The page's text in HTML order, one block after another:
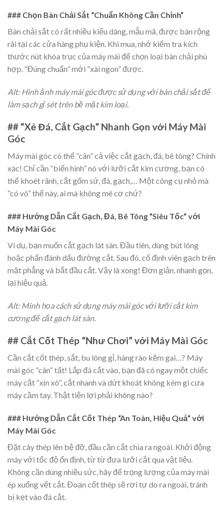
### Chọn Bàn Chải Sắt “Chuẩn Không Cần Chỉnh”
Bàn chải sắt có rất nhiều kiểu dáng, mẫu mã, được bán rộng
rãi tại các cửa hàng phụ kiện. Khi mua, nhớ kiểm tra kích
thước nút khóa trục của máy mài để chọn loại bàn chải phù
hợp. “Đúng chuẩn” mới “xài ngon” được.
Alt: Hình ảnh máy mài góc được sử dụng với bàn chải sắt để
làm sạch gỉ sét trên bề mặt kim loại.
## “Xẻ Đá, Cắt Gạch” Nhanh Gọn với Máy Mài
Góc
Máy mài góc có thể “cân” cả việc cắt gạch, đá, bê tông? Chính
xác! Chỉ cần “biến hình” nó với lưỡi cắt kim cương, bạn có
thể khoét rãnh, cắt gốm sứ, đá, gạch,… Một công cụ nhỏ mà
“có võ” thế này, ai mà không mê cơ chứ?
### Hướng Dẫn Cắt Gạch, Đá, Bê Tông “Siêu Tốc” với
Máy Mài Góc
Ví dụ, bạn muốn cắt gạch lát sàn. Đầu tiên, dùng bút lông
hoặc phấn đánh dấu đường cắt. Sau đó, cố định viên gạch trên
mặt phẳng và bắt đầu cắt. Vậy là xong! Đơn giản, nhanh gọn,
lại hiệu quả.
Alt: Minh họa cách sử dụng máy mài góc với lưỡi cắt kim
cương để cắt gạch lát sàn.
## Cắt Cốt Thép “Như Chơi” với Máy Mài Góc
Cần cắt cốt thép, sắt, bu lông gỉ, hàng rào kẽm gai…? Máy
mài góc “cân” tất! Lắp đá cắt vào, bạn đã có ngay một chiếc
máy cắt “xịn xò”, cắt nhanh và dứt khoát không kém gì cưa
máy cầm tay. Thật tiện lợi phải không nào?
### Hướng Dẫn Cắt Cốt Thép “An Toàn, Hiệu Quả” với
Máy Mài Góc
Đặt cây thép lên bệ đỡ, đầu cần cắt chìa ra ngoài. Khởi động
máy với tốc độ ổn định, từ từ đưa lưỡi cắt qua vật liệu.
Không cần dùng nhiều sức, hãy để trọng lượng của máy mài
ép xuống vết cắt. Đoạn cốt thép sẽ rơi tự do ra ngoài, tránh
bị kẹt vào đá cắt.